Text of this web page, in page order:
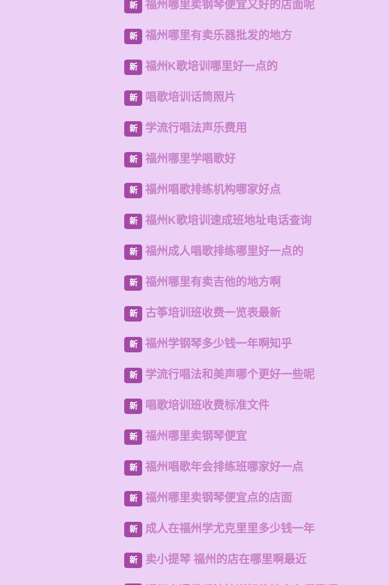
新 福州哪里卖钢琴便宜又好的店面呢
新 福州哪里有卖乐器批发的地方
新 福州K歌培训哪里好一点的
新 唱歌培训话筒照片
新 学流行唱法声乐费用
新 福州哪里学唱歌好
新 福州唱歌排练机构哪家好点
新 福州K歌培训速成班地址电话查询
新 福州成人唱歌排练哪里好一点的
新 福州哪里有卖吉他的地方啊
新 古筝培训班收费一览表最新
新 福州学钢琴多少钱一年啊知乎
新 学流行唱法和美声哪个更好一些呢
新 唱歌培训班收费标准文件
新 福州哪里卖钢琴便宜
新 福州唱歌年会排练班哪家好一点
新 福州哪里卖钢琴便宜点的店面
新 成人在福州学尤克里里多少钱一年
新 卖小提琴 福州的店在哪里啊最近